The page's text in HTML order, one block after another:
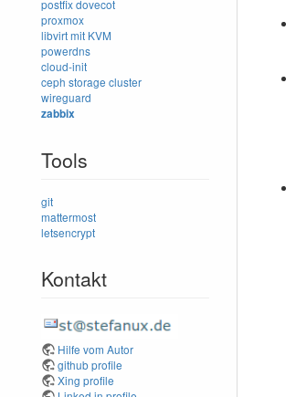
postfixdovecot
proxmox
libvirt mit KVM
powerdns
cloud-init
ceph storage cluster
wireguard
zabbix
Tools
git
mattermost
letsencrypt
Kontakt
Hilfe vom Autor
github profile
Xing profile